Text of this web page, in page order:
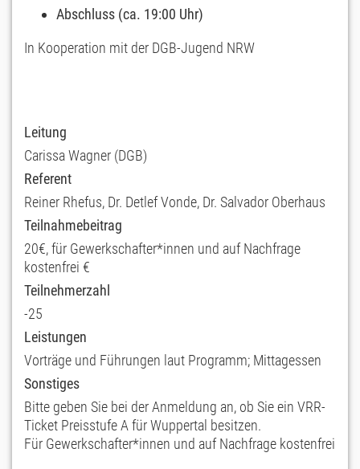
Abschluss (ca. 19:00 Uhr)
In Kooperation mit der DGB-Jugend NRW
Leitung
Carissa Wagner (DGB)
Referent
Reiner Rhefus, Dr. Detlef Vonde, Dr. Salvador Oberhaus
Teilnahmebeitrag
20€, für Gewerkschafter*innen und auf Nachfrage
kostenfrei €
Teilnehmerzahl
-25
Leistungen
Vorträge und Führungen laut Programm; Mittagessen
Sonstiges
Bitte geben Sie bei der Anmeldung an, ob Sie ein VRR-
Ticket Preisstufe A für Wuppertal besitzen.
Für Gewerkschafter*innen und auf Nachfrage kostenfrei